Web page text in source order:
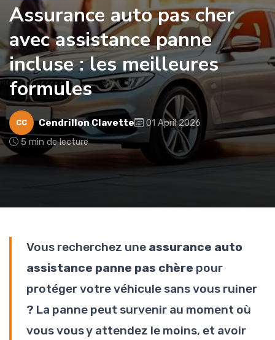
Assurance auto pas cher
avec assistance panne
incluse : les meilleures
formules
CC Cendrillon Clavette
01 April 2026
5 min de lecture
Vous recherchez une assurance auto
assistance panne pas chère pour
protéger votre véhicule sans vous ruiner
? La panne peut survenir au moment où
vous vous y attendez le moins, et avoir